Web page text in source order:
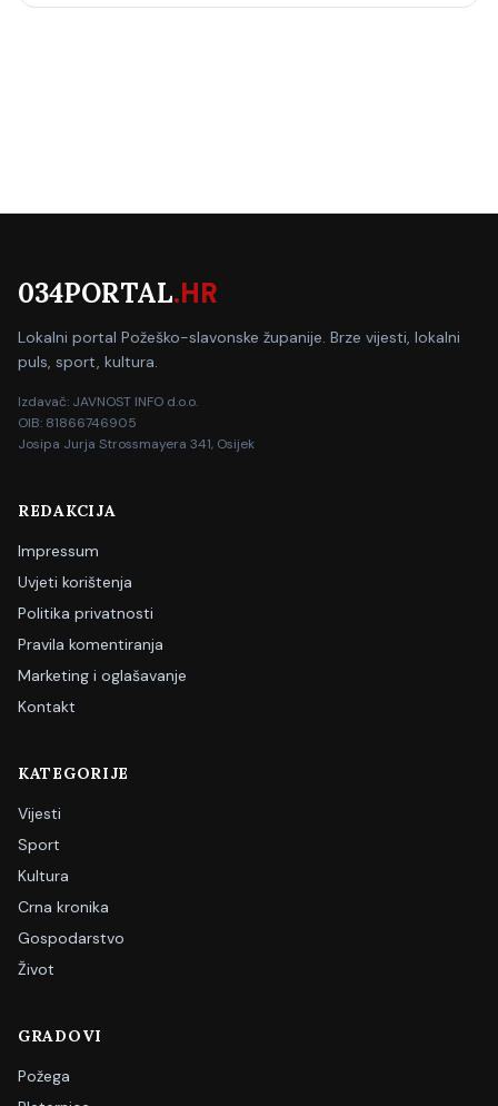
034PORTAL.HR
Lokalni portal Požeško-slavonske županije. Brze vijesti, lokalni
puls, sport, kultura.
Izdavač: JAVNOST INFO d.o.o.
OIB: 81866746905
Josipa Jurja Strossmayera 341, Osijek
REDAKCIJA
Impressum
Uvjeti korištenja
Politika privatnosti
Pravila komentiranja
Marketing i oglašavanje
Kontakt
KATEGORIJE
Vijesti
Sport
Kultura
Crna kronika
Gospodarstvo
Život
GRADOVI
Požega